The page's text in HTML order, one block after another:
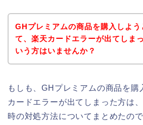
GHプレミアムの商品を購入しよう
て、楽天カードエラーが出てしま
いう方はいませんか？
もしも、GHプレミアムの商品を購
カードエラーが出てしまった方は
時の対処方法についてまとめたの